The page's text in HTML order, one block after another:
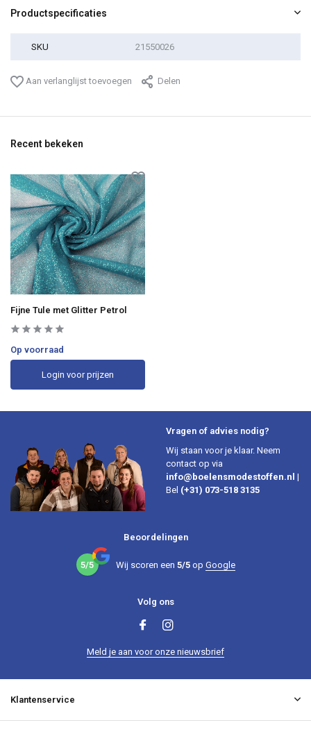
Productspecificaties
SKU 21550026
Aan verlanglijst toevoegen Delen
Recent bekeken
Fijne Tule met Glitter Petrol
Op voorraad
Login voor prijzen
Vragen of advies nodig?
Wij staan voor je klaar. Neem
contact op via
info@boelensmodestoffen.nl |
Bel (+31) 073-518 3135
Beoordelingen
5/5 Wij scoren een 5/5op Google
Volg ons
Meld je aan voor onze nieuwsbrief
Klantenservice